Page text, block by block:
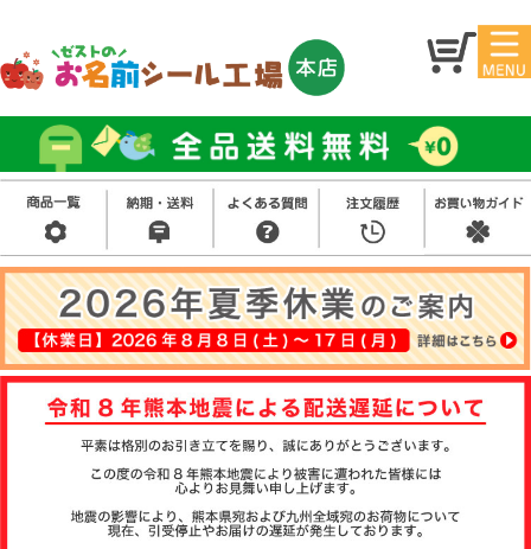
マイ
ジ
お名
前シ
ール
アイ
ロン
シー
ル
お買
い得
セッ
ト
スタ
ンプ
その
他